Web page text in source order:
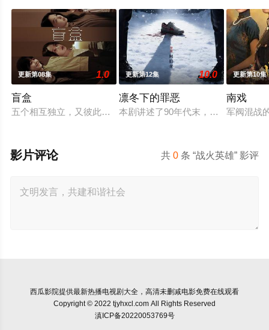
更新第08集 1.0
盲盒
五个相互独立，又彼此呼应的故事——用一场精心策划的“夏令营
更新第12集 10.0
凛冬下的罪恶
本剧讲述了90年代末，怒河市刑侦支
更新第10集
南戏
军阀混战
共0 条 “战火英雄” 影评
影片评论
西瓜影院提供最新热播电视剧大全，高清未删减电影免费在线观看
Copyright © 2022 tjyhxcl.com All Rights Reserved
滇ICP备20220053769号